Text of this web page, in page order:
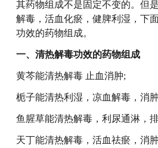
其药物组成不是固定不变的。但
解毒，活血化瘀，健脾利湿，下
功效的药物组成。
一、清热解毒功效的药物组成
黄芩能清热解毒 止血消肿;
栀子能清热利湿，凉血解毒，消
鱼腥草能清热解毒，利尿通淋，
天丁能清热解毒，活血祛瘀，消